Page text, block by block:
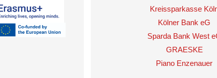
Kreissparkasse
Kölner Bank eG
Sparda Bank West
GRAESKE
Piano Enzenauer